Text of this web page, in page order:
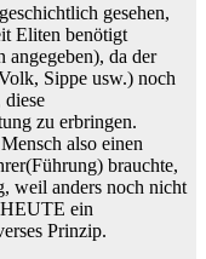
gesehen,
Eliten benötigt
angegeben), da der
Sippe usw.) noch
zu erbringen.
also einen
brauchte,
weil anders noch nicht
HEUTE ein
Prinzip.